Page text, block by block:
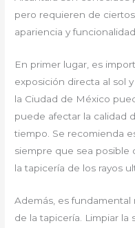
pero requieren de
apariencia y
En primer lugar, es
exposición directa al sol
la Ciudad de México
puede afectar la calidad
tiempo. Se recomienda
siempre que sea posible
la tapicería de los rayos
Además, es
de la tapicería. Limpiar